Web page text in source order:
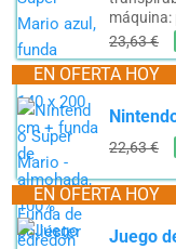
máquina:
23,63 €
EN OFERTA HOY
22,63 €
EN OFERTA HOY